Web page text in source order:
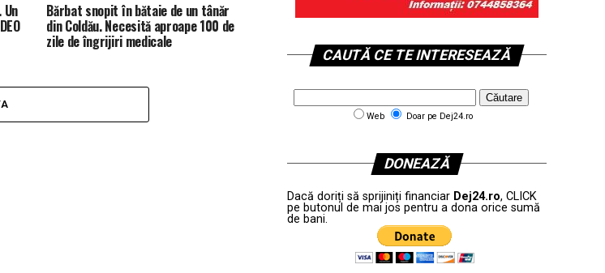
Un Bărbat snopit în bătaie de un tânăr
din Coldău. Necesită aproape 100 de
zile de îngrijiri medicale
CAUTĂ CE TE INTERESEAZĂ
Web Doar pe Dej24.ro
DONEAZĂ
Dacă doriți să sprijiniți financiar Dej24.ro, CLICK
pe butonul de mai jos pentru a dona orice sumă
de bani.